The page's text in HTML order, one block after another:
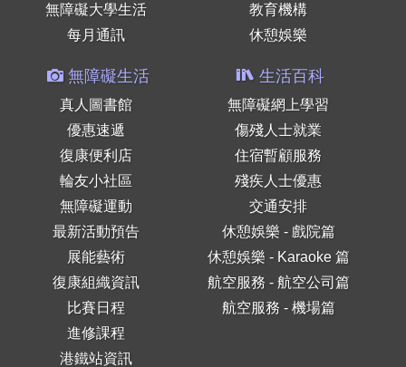
無障礙大學生活
每月通訊
教育機構
休憩娛樂
無障礙生活
真人圖書館
優惠速遞
復康便利店
輪友小社區
無障礙運動
最新活動預告
展能藝術
復康組織資訊
比賽日程
進修課程
港鐵站資訊
生活百科
無障礙網上學習
傷殘人士就業
住宿暫顧服務
殘疾人士優惠
交通安排
休憩娛樂 - 戲院篇
休憩娛樂 - Karaoke 篇
航空服務 - 航空公司篇
航空服務 - 機場篇